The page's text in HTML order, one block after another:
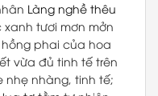
Làng nghề thêu
xanh tươi mơn mởn
phai của hoa
vừa đủ tinh tế trên
nhẹ nhàng, tinh tế;